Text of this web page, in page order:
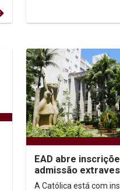
EAD abre
admissão
2021.2
A Católica está com